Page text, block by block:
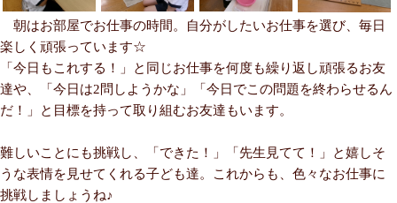
朝はお部屋でお仕事の時間。自分がしたいお仕事を選び、毎日
楽しく頑張っています☆
「今日もこれする！」と同じお仕事を何度も繰り返し頑張るお友
達や、「今日は2問しようかな」「今日でこの問題を終わらせるん
だ！」と目標を持って取り組むお友達もいます。
難しいことにも挑戦し、「できた！」「先生見てて！」と嬉しそ
うな表情を見せてくれる子ども達。これからも、色々なお仕事に
挑戦しましょうね♪